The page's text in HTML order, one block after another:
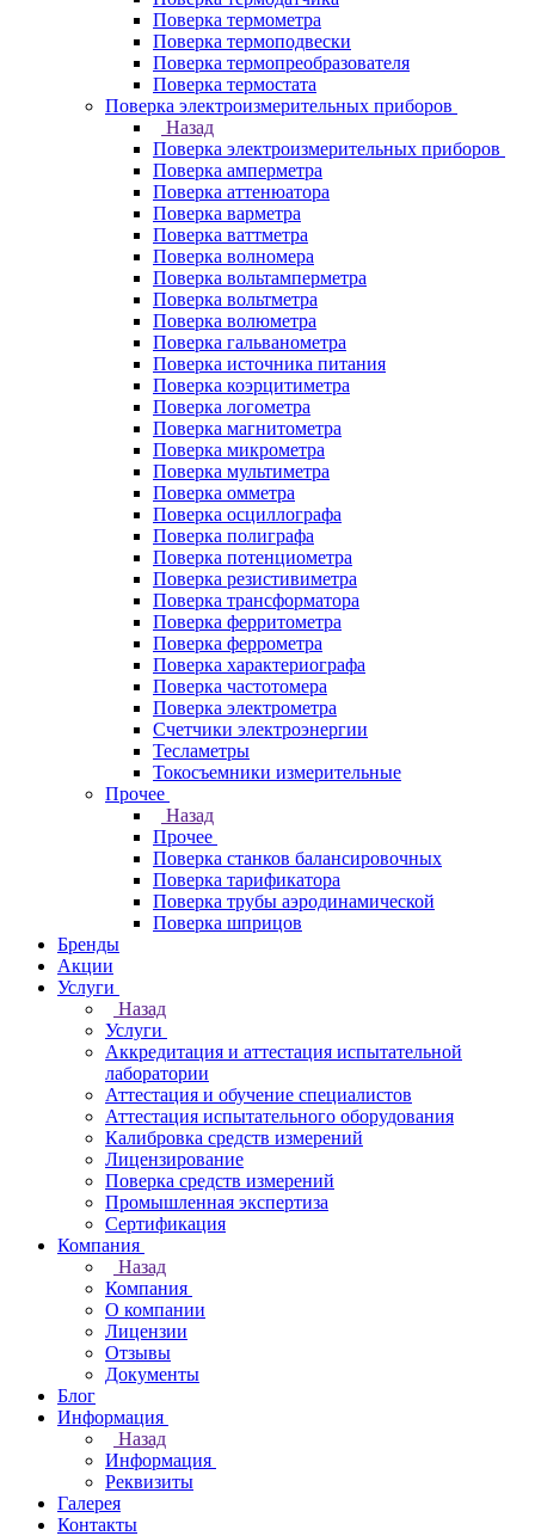
Поверка термометра
Поверка термоподвески
Поверка термопреобразователя
Поверка термостата
Поверка электроизмерительных приборов
Назад
Поверка электроизмерительных приборов
Поверка амперметра
Поверка аттенюатора
Поверка варметра
Поверка ваттметра
Поверка волномера
Поверка вольтамперметра
Поверка вольтметра
Поверка волюметра
Поверка гальванометра
Поверка источника питания
Поверка коэрцитиметра
Поверка логометра
Поверка магнитометра
Поверка микрометра
Поверка мультиметра
Поверка омметра
Поверка осциллографа
Поверка полиграфа
Поверка потенциометра
Поверка резистивиметра
Поверка трансформатора
Поверка ферритометра
Поверка феррометра
Поверка характериографа
Поверка частотомера
Поверка электрометра
Счетчики электроэнергии
Тесламетры
Токосъемники измерительные
Прочее
Назад
Прочее
Поверка станков балансировочных
Поверка тарификатора
Поверка трубы аэродинамической
Поверка шприцов
Бренды
Акции
Услуги
Назад
Услуги
Аккредитация и аттестация испытательной
лаборатории
Аттестация и обучение специалистов
Аттестация испытательного оборудования
Калибровка средств измерений
Лицензирование
Поверка средств измерений
Промышленная экспертиза
Сертификация
Компания
Назад
Компания
О компании
Лицензии
Отзывы
Документы
Блог
Информация
Назад
Информация
Реквизиты
Галерея
Контакты